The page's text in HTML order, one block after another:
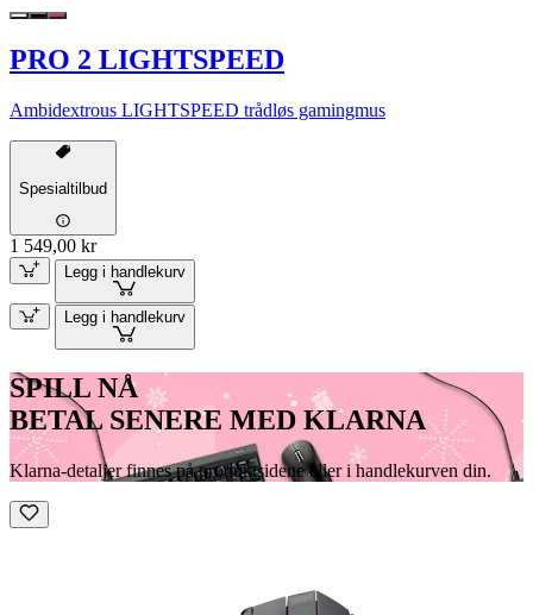
PRO 2 LIGHTSPEED
Ambidextrous LIGHTSPEED trådløs gamingmus
Spesialtilbud
1 549,00 kr
Legg i handlekurv
Legg i handlekurv
SPILL NÅ
BETAL SENERE MED KLARNA
Klarna-detaljer finnes på produktsidene eller i handlekurven din.